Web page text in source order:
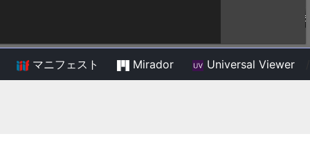
マニフェスト Mirador Universal Viewer